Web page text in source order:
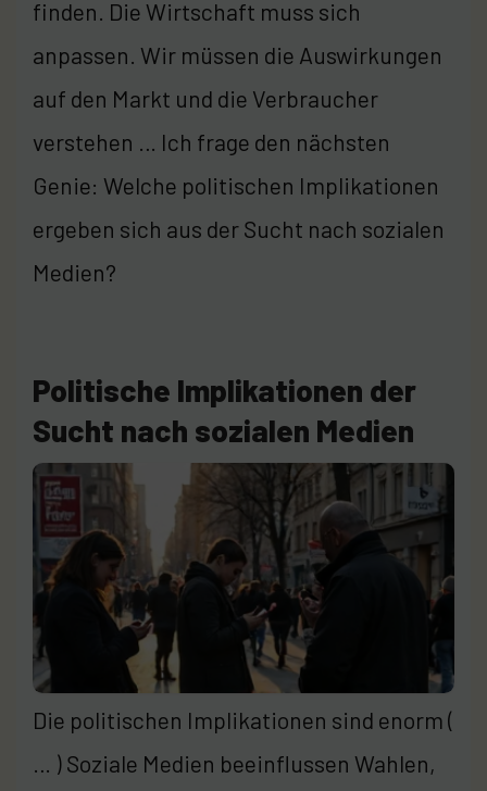
finden. Die Wirtschaft muss sich
anpassen. Wir müssen die Auswirkungen
auf den Markt und die Verbraucher
verstehen … Ich frage den nächsten
Genie: Welche politischen Implikationen
ergeben sich aus der Sucht nach sozialen
Medien?
Politische Implikationen der
Sucht nach sozialen Medien
Die politischen Implikationen sind enorm (
… ) Soziale Medien beeinflussen Wahlen,